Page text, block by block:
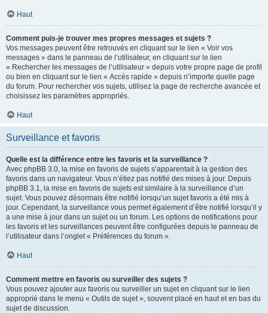
Haut
Comment puis-je trouver mes propres messages et sujets ?
Vos messages peuvent être retrouvés en cliquant sur le lien « Voir vos
messages » dans le panneau de l’utilisateur, en cliquant sur le lien
« Rechercher les messages de l’utilisateur » depuis votre propre page de profil
ou bien en cliquant sur le lien « Accès rapide » depuis n’importe quelle page
du forum. Pour rechercher vos sujets, utilisez la page de recherche avancée et
choisissez les paramètres appropriés.
Haut
Surveillance et favoris
Quelle est la différence entre les favoris et la surveillance ?
Avec phpBB 3.0, la mise en favoris de sujets s’apparentait à la gestion des
favoris dans un navigateur. Vous n’étiez pas notifié des mises à jour. Depuis
phpBB 3.1, la mise en favoris de sujets est similaire à la surveillance d’un
sujet. Vous pouvez désormais être notifié lorsqu’un sujet favoris a été mis à
jour. Cependant, la surveillance vous permet également d’être notifié lorsqu’il y
a une mise à jour dans un sujet ou un forum. Les options de notifications pour
les favoris et les surveillances peuvent être configurées depuis le panneau de
l’utilisateur dans l’onglet « Préférences du forum ».
Haut
Comment mettre en favoris ou surveiller des sujets ?
Vous pouvez ajouter aux favoris ou surveiller un sujet en cliquant sur le lien
approprié dans le menu « Outils de sujet », souvent placé en haut et en bas du
sujet de discussion.